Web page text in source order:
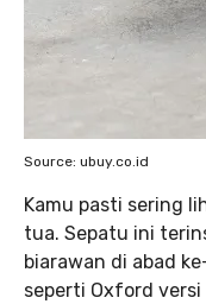
Source: ubuy.co.id
Kamu pasti sering
tua. Sepatu ini
biarawan di abad
seperti Oxford